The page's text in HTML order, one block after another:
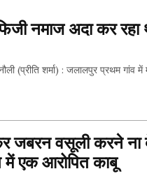
नमाज अदा कर
(प्रीति शर्मा) : जलालपुर प्रथम गांव
SHARE THIS...
जबरन वसूली करने ना
में एक आरोपित काबू